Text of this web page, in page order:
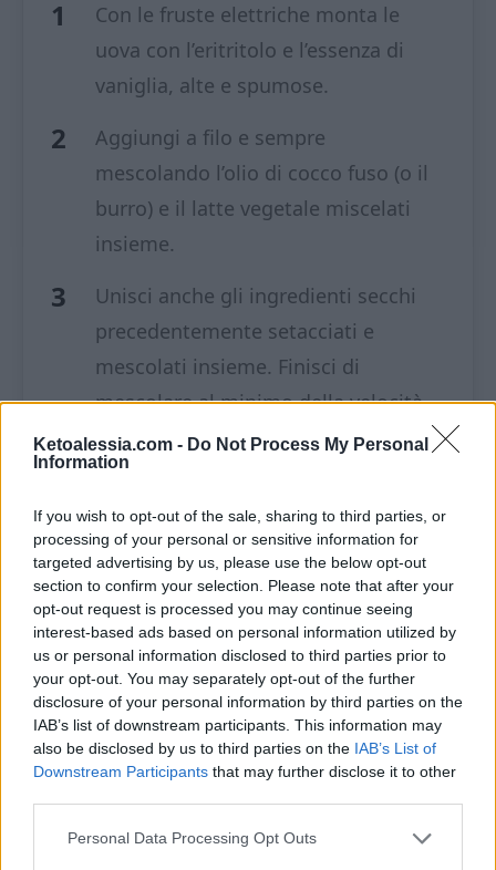
Ketoalessia.com - Do Not Process My Personal
Information
If you wish to opt-out of the sale, sharing to third parties, or
processing of your personal or sensitive information for
targeted advertising by us, please use the below opt-out
section to confirm your selection. Please note that after your
opt-out request is processed you may continue seeing
interest-based ads based on personal information utilized by
us or personal information disclosed to third parties prior to
your opt-out. You may separately opt-out of the further
disclosure of your personal information by third parties on the
IAB’s list of downstream participants. This information may
also be disclosed by us to third parties on the IAB’s List of
Downstream Participants that may further disclose it to other
Personal Data Processing Opt Outs
Con le fruste elettriche monta le
uova con l’eritritolo e l’essenza di
vaniglia, alte e spumose.
Aggiungi a filo e sempre
mescolando l’olio di cocco fuso (o il
burro) e il latte vegetale miscelati
insieme.
Unisci anche gli ingredienti secchi
precedentemente setacciati e
mescolati insieme. Finisci di
mescolare al minimo della velocità.
Ungi la padella con abbondante
Versa il composto, poi unisci la
crema di nocciole, precedentemente
scaldata a bagnomaria per renderla
più liquida, forma dei cerchi e con
uno stuzzicadenti mescola a formare
un disegno astratto.
Chiudi la padella con un coperchio e
ponila sul fornello medio e cuoci a
fiamma bassa per 40 minuti.